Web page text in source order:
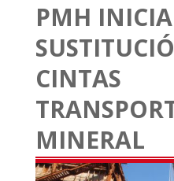
PMH INICIA
CINTAS
MINERAL